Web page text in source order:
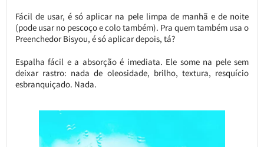
Fácil de usar, é só aplicar na pele limpa de manhã e de noite
(pode usar no pescoço e colo também). Pra quem também usa o
Preenchedor Bisyou, é só aplicar depois, tá?
Espalha fácil e a absorção é imediata. Ele some na pele sem
deixar rastro: nada de oleosidade, brilho, textura, resquício
esbranquiçado. Nada.